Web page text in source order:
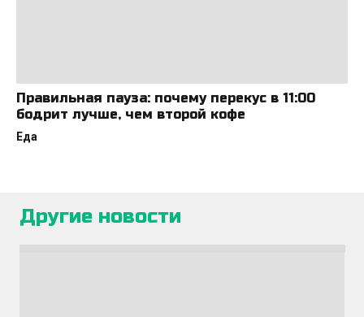
Правильная пауза: почему перекус в 11:00
бодрит лучше, чем второй кофе
Еда
Другие новости